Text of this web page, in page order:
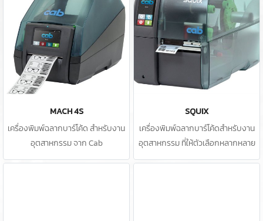
MACH 4S
เครื่องพิมพ์ฉลากบาร์โค้ด สำหรับงาน
อุตสาหกรรม จาก Cab
SQUIX
เครื่องพิมพ์ฉลากบาร์โค้ดสำหรับงาน
อุตสาหกรรม ที่ให้ตัวเลือกหลากหลาย
ขนาด